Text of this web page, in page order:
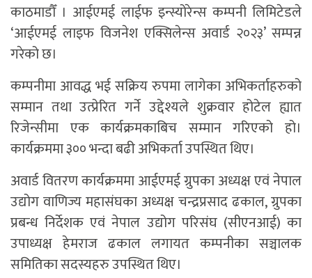
काठमाडौँ । आईएमई लाईफ इन्स्योरेन्स कम्पनी लिमिटेडले
‘आईएमई लाइफ विजनेश एक्सिलेन्स अवार्ड २०२३’ सम्पन्न
गरेको छ।
कम्पनीमा आवद्ध भई सक्रिय रुपमा लागेका अभिकर्ताहरुको
सम्मान तथा उत्प्रेरित गर्ने उद्देश्यले शुक्रवार होटेल ह्यात
रिजेन्सीमा एक कार्यक्रमकाबिच सम्मान गरिएको हो।
कार्यक्रममा ३०० भन्दा बढी अभिकर्ता उपस्थित थिए।
अवार्ड वितरण कार्यक्रममा आईएमई ग्रुपका अध्यक्ष एवं नेपाल
उद्योग वाणिज्य महासंघका अध्यक्ष चन्द्रप्रसाद ढकाल, ग्रुपका
प्रबन्ध निर्देशक एवं नेपाल उद्योग परिसंघ (सीएनआई) का
उपाध्यक्ष हेमराज ढकाल लगायत कम्पनीका सञ्चालक
समितिका सदस्यहरु उपस्थित थिए।